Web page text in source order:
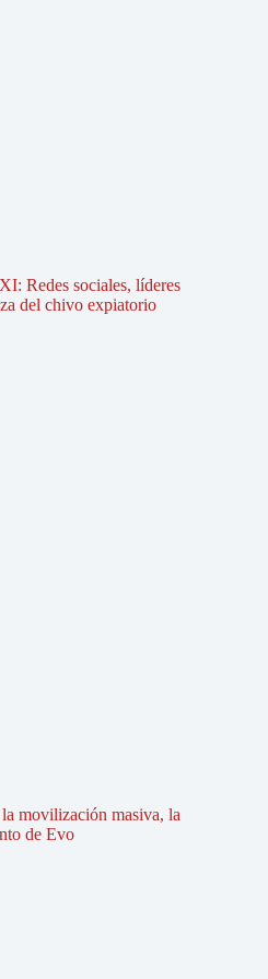
Redes sociales, líderes
del chivo expiatorio
movilización masiva, la
de Evo